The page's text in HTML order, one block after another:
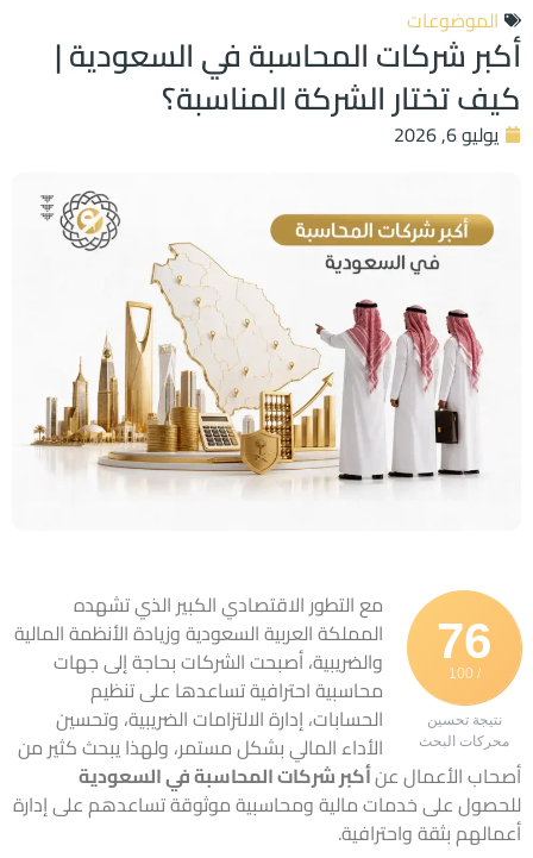
الموضوعات
أكبر شركات المحاسبة في السعودية |
كيف تختار الشركة المناسبة؟
يوليو 6, 2026
76
/ 100
نتيجة تحسين
محركات البحث
مع التطور الاقتصادي الكبير الذي تشهده
المملكة العربية السعودية وزيادة الأنظمة المالية
والضريبية، أصبحت الشركات بحاجة إلى جهات
محاسبية احترافية تساعدها على تنظيم
الحسابات، إدارة الالتزامات الضريبية، وتحسين
الأداء المالي بشكل مستمر، ولهذا يبحث كثير من
أصحاب الأعمال عنأكبر شركات المحاسبة في السعودية
للحصول على خدمات مالية ومحاسبية موثوقة تساعدهم على إدارة
أعمالهم بثقة واحترافية.